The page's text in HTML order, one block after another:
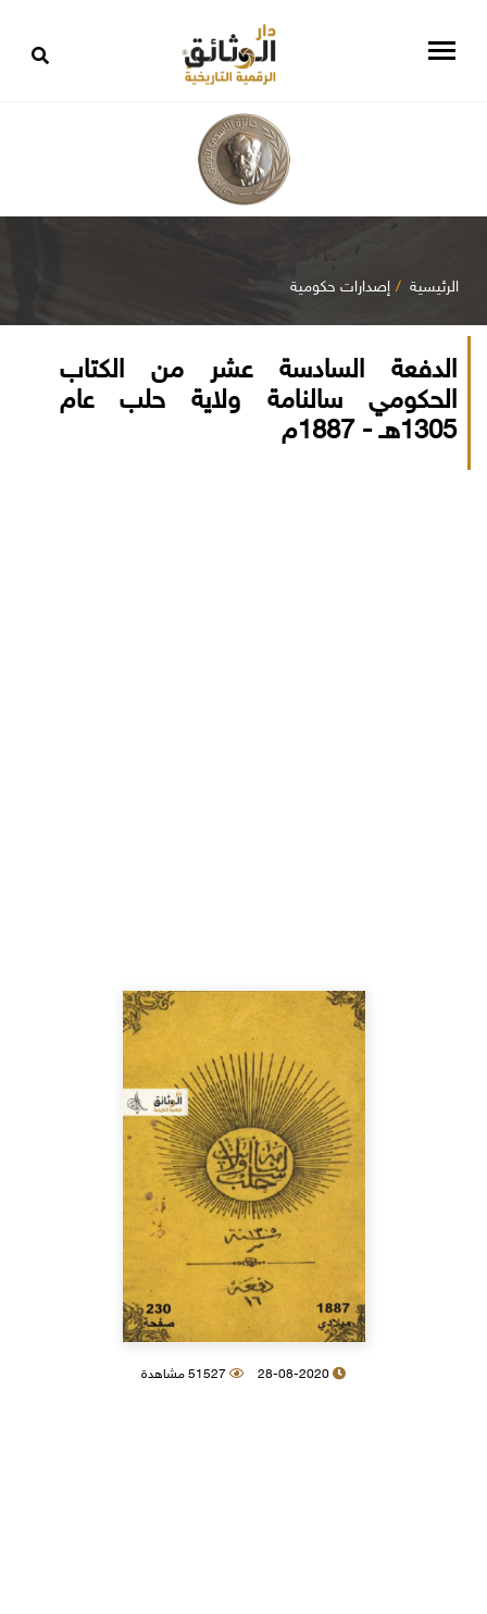
الرئيسية إصدارات حكومية
الدفعة السادسة عشر من الكتاب
الحكومي سالنامة ولاية حلب عام
1305هـ - 1887م
28-08-2020 51527 مشاهدة